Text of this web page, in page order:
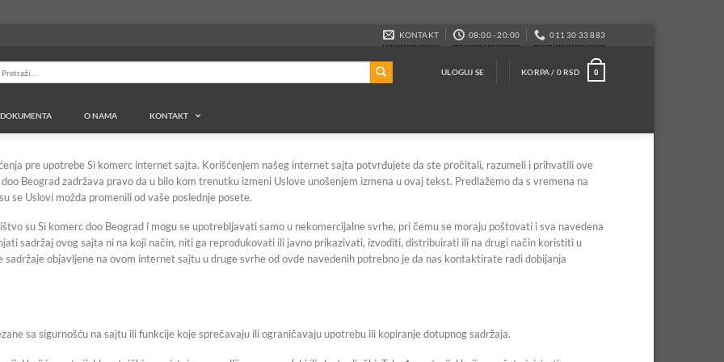
KONTAKT 08:00 - 20:00 011 30 33 883
ULOGUJ SE KORPA / 0RSD 0
Pocinkovane cevi
Niklovan fiting
Ambro šelne
Filteri
Hvatači nečistoće
Ventili
Okiten creva
Sifoni i delovi
Ventiacione rešetke
Ventilatori
Virble
DOKUMENTA O NAMA KONTAKT
pre upotrebe Si komerc internet sajta. Korišćenjem našeg internet sajta potvrđujete da ste pročitali, razumeli i prihvatili ove
Beograd zadržava pravo da u bilo kom trenutku izmeni Uslove unošenjem izmena u ovaj tekst. Predlažemo da s vremena na
Uslovi možda promenili od vaše poslednje posete.
su Si komerc doo Beograd i mogu se upotrebljavati samo u nekomercijalne svrhe, pri čemu se moraju poštovati i sva navedena
sadržaj ovog sajta ni na koji način, niti ga reprodukovati ili javno prikazivati, izvoditi, distribuirati ili na drugi način koristiti u
objavljene na ovom internet sajtu u druge svrhe od ovde navedenih potrebno je da nas kontaktirate radi dobijanja
sa sigurnošću na sajtu ili funkcije koje sprečavaju ili ograničavaju upotrebu ili kopiranje dotupnog sadržaja.